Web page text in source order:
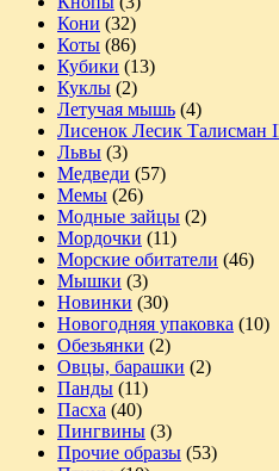
Кони (32)
Коты (86)
Кубики (13)
Куклы (2)
Летучая мышь (4)
Лисенок Лесик Талисман
Львы (3)
Медведи (57)
Мемы (26)
Модные зайцы (2)
Мордочки (11)
Морские обитатели (46)
Мышки (3)
Новинки (30)
Новогодняя упаковка (10)
Обезьянки (2)
Овцы, барашки (2)
Панды (11)
Пасха (40)
Пингвины (3)
Прочие образы (53)